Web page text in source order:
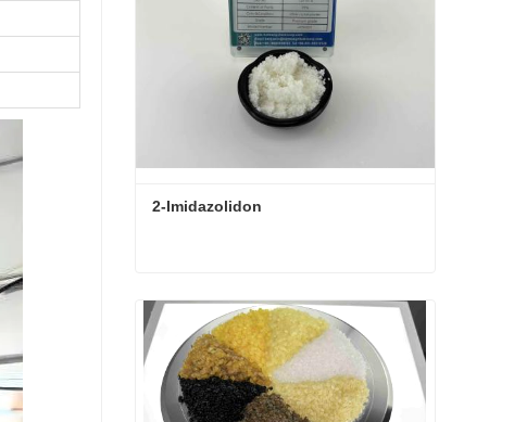
2-Imidazolidon
2-Imidazolidon
Kontaktieren Sie mich jetzt